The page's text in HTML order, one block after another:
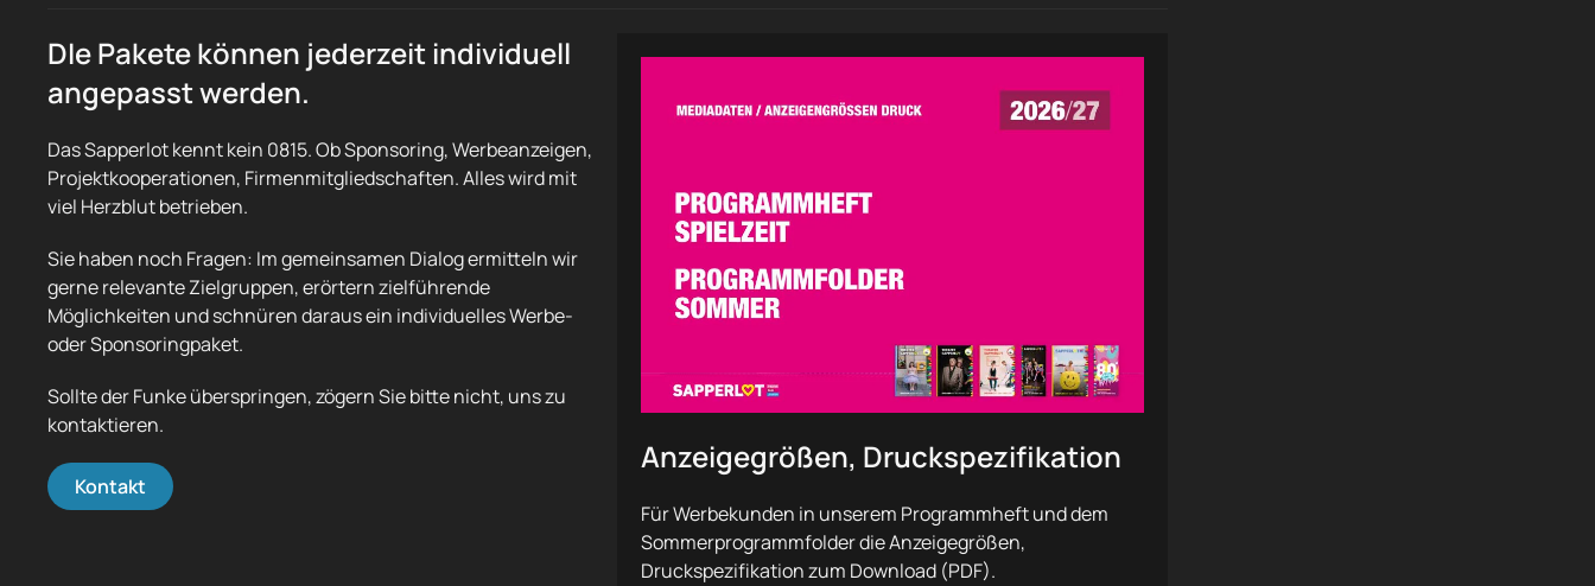
DIe Pakete können jederzeit individuell
angepasst werden.
Das Sapperlot kennt kein 0815. Ob Sponsoring, Werbeanzeigen,
Projektkooperationen, Firmenmitgliedschaften. Alles wird mit
viel Herzblut betrieben.
Sie haben noch Fragen: Im gemeinsamen Dialog ermitteln wir
gerne relevante Zielgruppen, erörtern zielführende
Möglichkeiten und schnüren daraus ein individuelles Werbe-
oder Sponsoringpaket.
Sollte der Funke überspringen, zögern Sie bitte nicht, uns zu
kontaktieren.
Kontakt
Anzeigegrößen, Druckspezifikation
Für Werbekunden in unserem Programmheft und dem
Sommerprogrammfolder die Anzeigegrößen,
Druckspezifikation zum Download (PDF).